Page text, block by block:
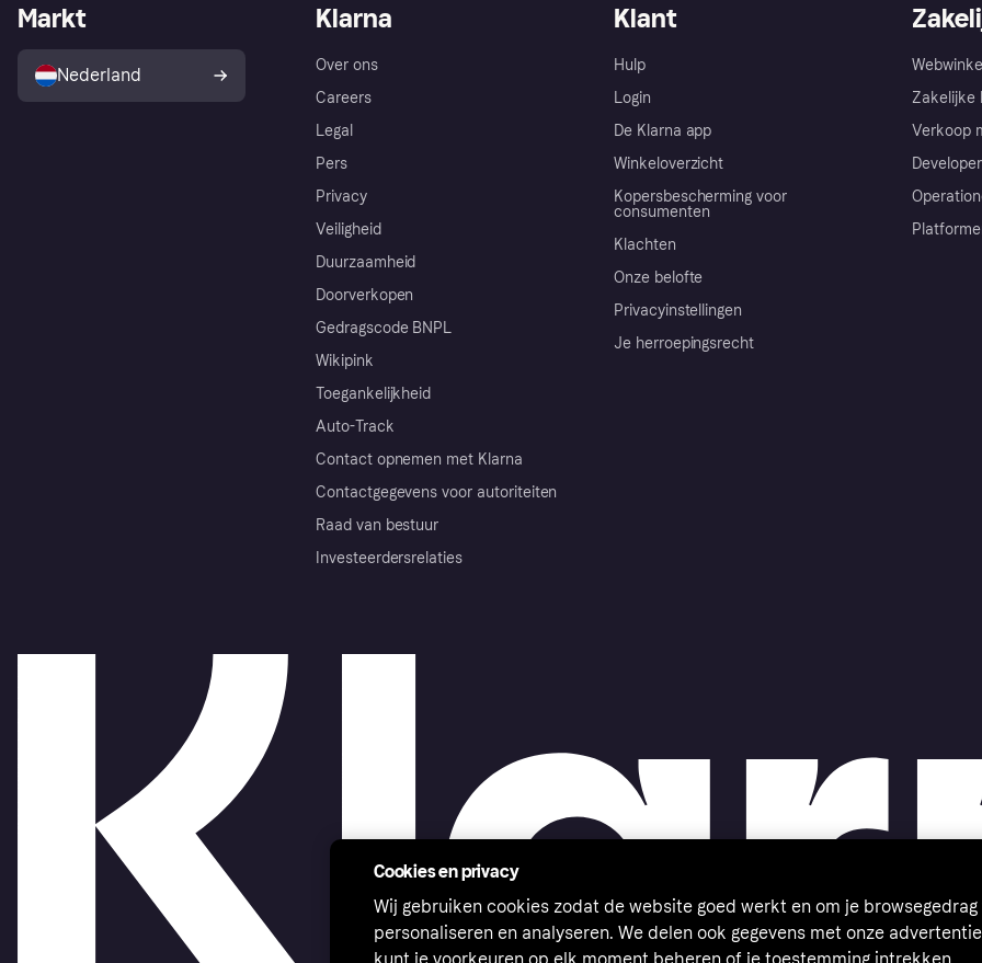
Klarna
Over ons
Careers
Legal
Pers
Privacy
Veiligheid
Duurzaamheid
Doorverkopen
Gedragscode BNPL
Wikipink
Toegankelijkheid
Auto-Track
Contact opnemen met Klarna
Contactgegevens voor autoriteiten
Raad van bestuur
Investeerdersrelaties
Klant
Hulp
Login
De Klarna app
Winkeloverzicht
Kopersbescherming voor
consumenten
Klachten
Onze belofte
Privacyinstellingen
Je herroepingsrecht
Zakelijke
Verkoop
Markt
Nederland
Cookies en privacy
Wij gebruiken cookies zodat de website goed werkt en om je browsegedrag
personaliseren en analyseren. We delen ook gegevens met onze